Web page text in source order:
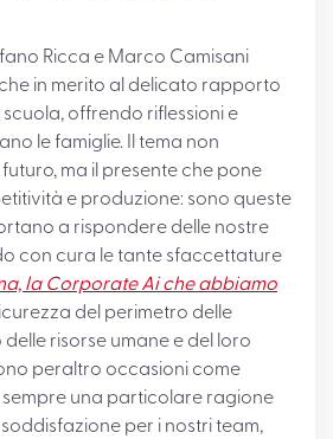
Ricca e Marco Camisani
in merito al delicato rapporto
offrendo riflessioni e
le famiglie. Il tema non
ma il presente che pone
e produzione: sono queste
a rispondere delle nostre
con cura le tante sfaccettature
la Corporate Ai che abbiamo
del perimetro delle
delle risorse umane e del loro
peraltro occasioni come
sempre una particolare ragione
per i nostri team,